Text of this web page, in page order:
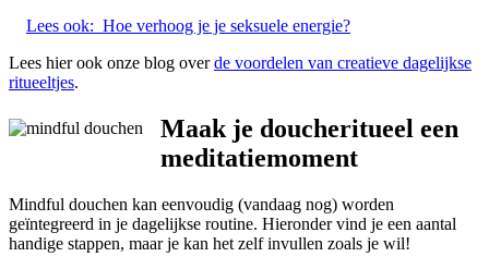
Lees ook: Hoe verhoog je je seksuele energie?
Lees hier ook onze blog overde voordelen van creatieve dagelijkse
ritueeltjes.
Maak je doucheritueel een
meditatiemoment
Mindful douchen kan eenvoudig (vandaag nog) worden
geïntegreerd in je dagelijkse routine. Hieronder vind je een aantal
handige stappen, maar je kan het zelf invullen zoals je wil!